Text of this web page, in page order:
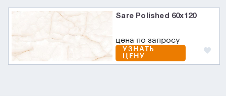
Sare Polished 60x120
цена по запросу
УЗНАТЬ
ЦЕНУ